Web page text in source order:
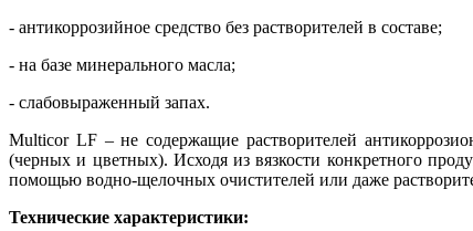
- антикоррозийное средство без растворителей в составе;
- на базе минерального масла;
- слабовыраженный запах.
Multicor LF – не содержащие растворителей
(черных и цветных). Исходя из вязкости конкретного
помощью водно-щелочных очистителей или даже
Технические характеристики: